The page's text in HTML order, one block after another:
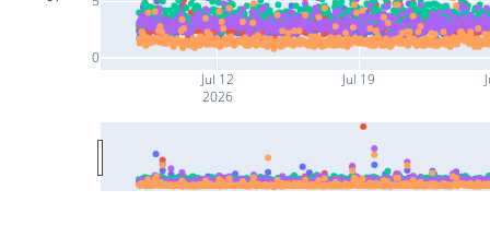
Jul 12
2026
Jul 19
0